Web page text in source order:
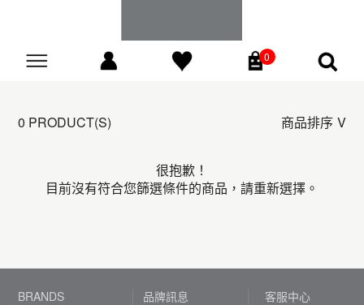
0
0 PRODUCT(S) 商品排序
很抱歉！
目前沒有符合您篩選條件的商品，請重新選擇。
BRANDS 品牌訊息 客服中心